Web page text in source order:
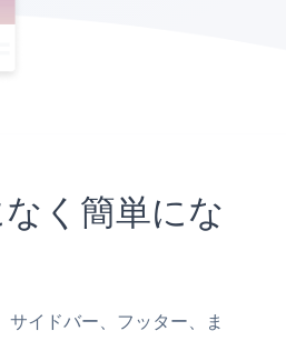
く簡単にな
イドバー、フッター、ま